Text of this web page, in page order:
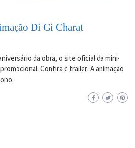
Di Gi Charat
da obra, o site oficial da mini-
Confira o trailer: A animação